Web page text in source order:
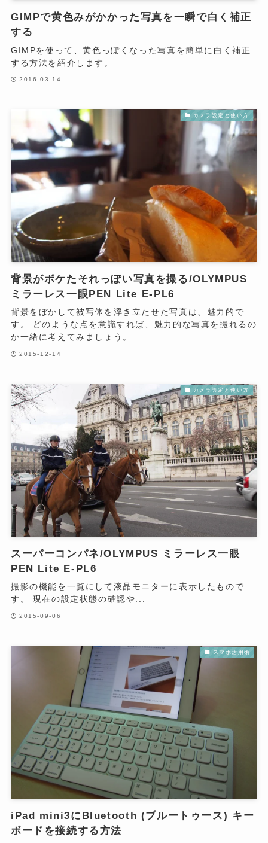
GIMPで黄色みがかかった写真を一瞬で白く補正
する
GIMPを使って、黄色っぽくなった写真を簡単に白く補正
する方法を紹介します。
2016-03-14
カメラ設定と使い方
背景がボケたそれっぽい写真を撮る/OLYMPUS
ミラーレス一眼PEN Lite E-PL6
背景をぼかして被写体を浮き立たせた写真は、魅力的で
す。 どのような点を意識すれば、魅力的な写真を撮れるの
か一緒に考えてみましょう。
2015-12-14
カメラ設定と使い方
スーパーコンパネ/OLYMPUS ミラーレス一眼
PEN Lite E-PL6
撮影の機能を一覧にして液晶モニターに表示したもので
す。 現在の設定状態の確認や...
2015-09-06
スマホ活用術
iPad mini3にBluetooth (ブルートゥース) キー
ボードを接続する方法